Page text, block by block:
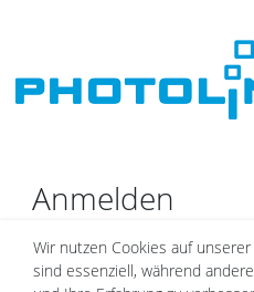
Anmelden
E-MAIL*
Wir nutzen Cookies auf
sind essenziell, während